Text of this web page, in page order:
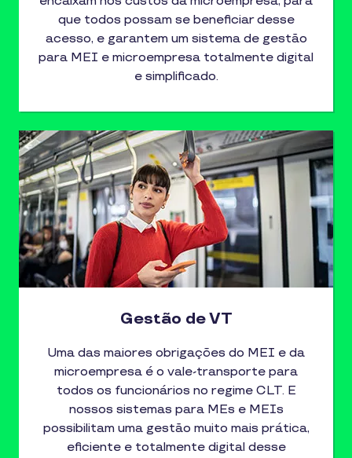
que todos possam se beneficiar desse
acesso, e garantem um sistema de gestão
para MEI e microempresa totalmente digital
e simplificado.
Gestão de VT
Uma das maiores obrigações do MEI e da
microempresa é o vale-transporte para
todos os funcionários no regime CLT. E
nossos sistemas para MEs e MEIs
possibilitam uma gestão muito mais prática,
eficiente e totalmente digital desse